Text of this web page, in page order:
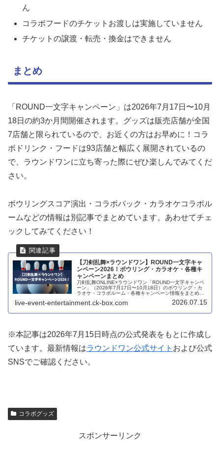
ん
コラボフードのチケットお渡しは実施していません
チケットの譲渡・転売・換金はできません
まとめ
「ROUND一文字キャンペーン」は2026年7月17日〜10月
18日の約3か月間開催されます。グッズは販売店舗が全国
7店舗と限られているので、お近くの方はお早めに！コラ
ボドリンク・フードは93店舗と幅広く展開されているの
で、ラウンドワンに立ち寄った際にぜひ楽しんでみてくだ
さい。
ボウリングスコア演出・コラボパック・カラオケコラボル
ームなどの情報は別記事でまとめています。あわせてチェ
ックしてみてください！
【刀剣乱舞×ラウンドワン】ROUND一文字キャ
ンペーン2026！ボウリング・カラオケ・各種キ
ャンペーンまとめ
刀剣乱舞ONLINE×ラウンドワン「ROUND一文字キャンペ
ーン」（2026年7月17日〜10月18日）のボウリング・カ
ラオケ・コラボルーム・各種キャンペーン情報をまとめま
live-event-entertainment.ck-box.com 2026.07.15
※本記事は2026年7月15日時点の公式発表をもとに作成し
ています。最新情報はラウンドワン公式サイト および公式
SNSでご確認ください。
コラボグッズ
スポンサーリンク